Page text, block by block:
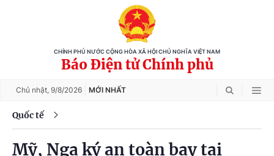
CHÍNH PHỦ NƯỚC CỘNG HÒA XÃ HỘI CHỦ NGHĨA VIỆT NAM
Báo Điện tử Chính phủ
Chủ nhật, 9/8/2026 MỚI NHẤT
Quốc tế
Mỹ, Nga ký an toàn bay tại